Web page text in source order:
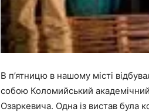
В п’ятницю в нашому місті
собою Коломийський
Озаркевича. Одна із вистав була